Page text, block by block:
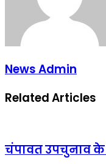
News Admin
Related Articles
चंपावत उपचुनाव के